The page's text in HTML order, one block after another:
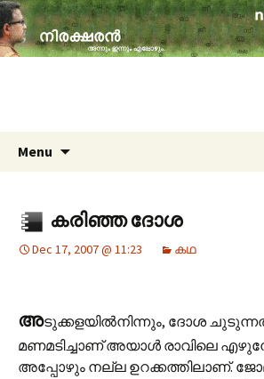
niraksharan
travelogues, book reviews,
cinema, memories & lot
Menu
കരിഞ്ഞ ദോശ
Dec 17, 2007 @ 11:23 കഥ
അടുക്കളയില്‍നിന്നും, ദോശ
മണമടിച്ചാണ്‌ അയാള്‍ രാവിലെ
അപ്പോഴും നല്ല ഉറക്കത്തിലാണ്‌.